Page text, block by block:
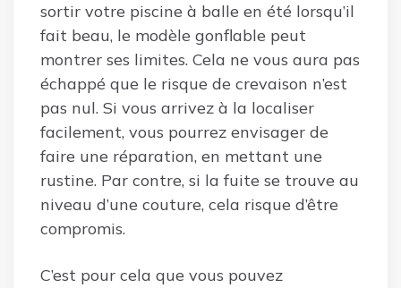
sortir votre piscine à balle en été lorsqu’il
fait beau, le modèle gonflable peut
montrer ses limites. Cela ne vous aura pas
échappé que le risque de crevaison n’est
pas nul. Si vous arrivez à la localiser
facilement, vous pourrez envisager de
faire une réparation, en mettant une
rustine. Par contre, si la fuite se trouve au
niveau d’une couture, cela risque d’être
compromis.
C’est pour cela que vous pouvez